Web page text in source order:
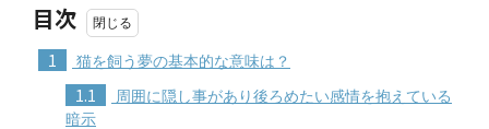
目次
1 猫を飼う夢の基本的な意味は？
1.1
周囲に隠し事があり後ろめたい感情を抱えている
暗示